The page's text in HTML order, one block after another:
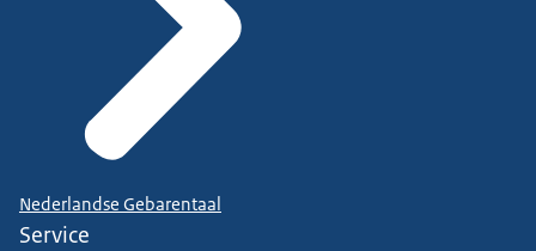
Nederlandse Gebarentaal
Service